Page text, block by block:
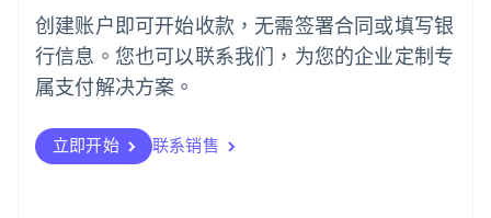
创建账户即可开始收款，无需签署合同或填写银
行信息。您也可以联系我们，为您的企业定制专
属支付解决方案。
立即开始 联系销售
葡萄牙
Português English
日本
日本語English
瑞典
瑞士
DeutschFrançais